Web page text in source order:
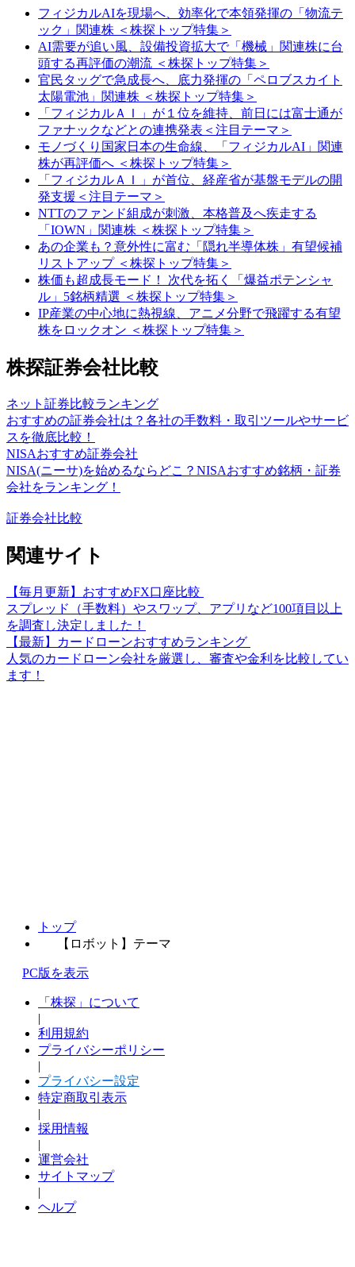
フィジカルAIを現場へ、効率化で本領発揮の「物流テ
ック」関連株 ＜株探トップ特集＞
AI需要が追い風、設備投資拡大で「機械」関連株に台
頭する再評価の潮流 ＜株探トップ特集＞
官民タッグで急成長へ、底力発揮の「ペロブスカイト
太陽電池」関連株 ＜株探トップ特集＞
「フィジカルＡＩ」が１位を維持、前日には富士通が
ファナックなどとの連携発表＜注目テーマ＞
モノづくり国家日本の生命線、「フィジカルAI」関連
株が再評価へ ＜株探トップ特集＞
「フィジカルＡＩ」が首位、経産省が基盤モデルの開
発支援＜注目テーマ＞
NTTのファンド組成が刺激、本格普及へ疾走する
「IOWN」関連株 ＜株探トップ特集＞
あの企業も？意外性に富む「隠れ半導体株」有望候補
リストアップ ＜株探トップ特集＞
株価も超成長モード！ 次代を拓く「爆益ポテンシャ
ル」5銘柄精選 ＜株探トップ特集＞
IP産業の中心地に熱視線、アニメ分野で飛躍する有望
株をロックオン ＜株探トップ特集＞
株探証券会社比較
ネット証券比較ランキング
おすすめの証券会社は？各社の手数料・取引ツールやサービ
スを徹底比較！
NISAおすすめ証券会社
NISA(ニーサ)を始めるならどこ？NISAおすすめ銘柄・証券
会社をランキング！
証券会社比較
関連サイト
【毎月更新】おすすめFX口座比較
スプレッド（手数料）やスワップ、アプリなど100項目以上
を調査し決定しました！
【最新】カードローンおすすめランキング
人気のカードローン会社を厳選し、審査や金利を比較してい
ます！
トップ
【ロボット】テーマ
PC版を表示
「株探」について
|
利用規約
プライバシーポリシー
|
プライバシー設定
特定商取引表示
|
採用情報
|
運営会社
サイトマップ
|
ヘルプ